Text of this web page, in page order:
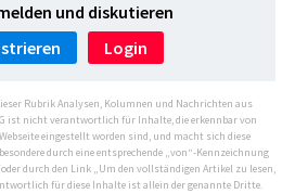
und diskutieren
Login
Rubrik Analysen, Kolumnen und Nachrichten aus
ist nicht verantwortlich für Inhalte, die erkennbar von
eingestellt worden sind, und macht sich diese
durch eine entsprechende „von“-Kennzeichnung
durch den Link „Um den vollständigen Artikel zu lesen,
für diese Inhalte ist allein der genannte Dritte.